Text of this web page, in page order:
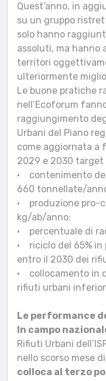
Quest’anno, in
su un gruppo
solo hanno
assoluti, ma hanno
territori
ulteriormente
Le buone pratiche
nell’Ecoforum
raggiungimento
Urbani del Piano
come aggiornata a
2029 e 2030
• contenimento
660 tonnellate/
• produzione pro-
kg/ab/anno;
• percentuale di
• riciclo del 65% in
entro il 2030 dei
• collocamento in
rifiuti urbani
Le performance
In campo
Rifiuti Urbani
nello scorso mese
colloca al terzo